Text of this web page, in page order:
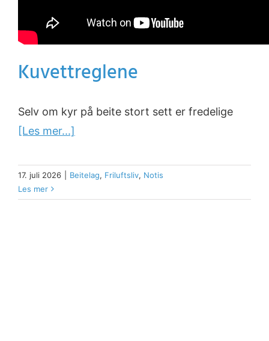
Kuvettreglene
Selv om kyr på beite stort sett er fredelige
[Les mer...]
17. juli 2026 Beitelag, Friluftsliv, Notis
Les mer